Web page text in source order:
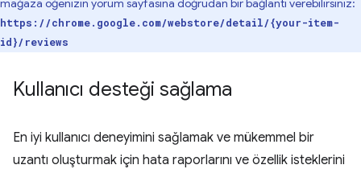
mağaza öğenizin yorum sayfasına doğrudan bir bağlantı verebilirsiniz:
https://chrome.google.com/webstore/detail/{your-item-
id}/reviews
Kullanıcı desteği sağlama
En iyi kullanıcı deneyimini sağlamak ve mükemmel bir
uzantı oluşturmak için hata raporlarını ve özellik isteklerini